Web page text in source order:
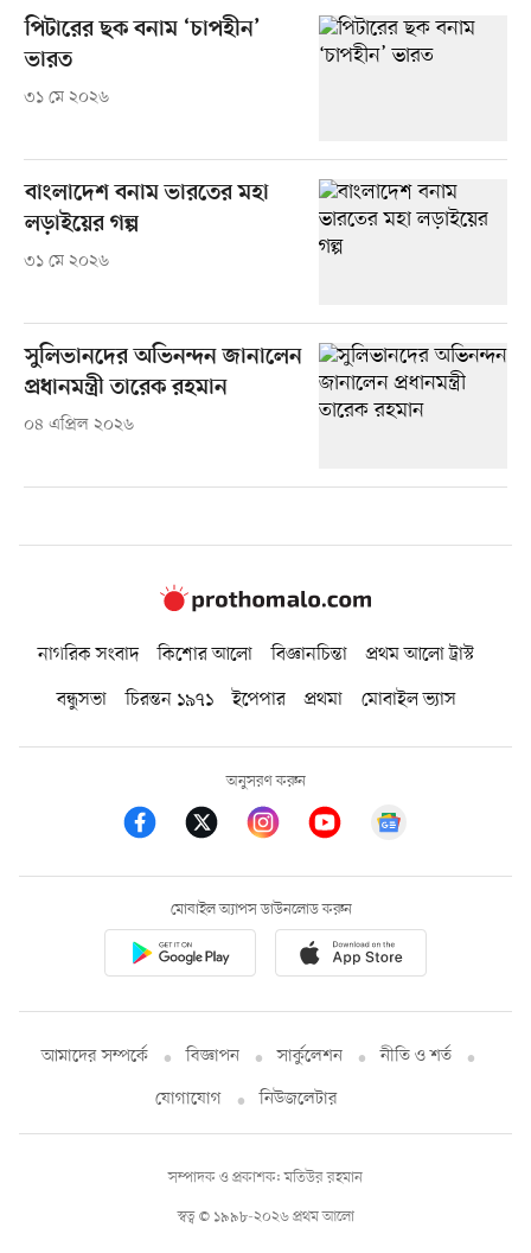
পিটারের ছক বনাম ‘চাপহীন’
ভারত
৩১ মে ২০২৬
বাংলাদেশ বনাম ভারতের মহা
লড়াইয়ের গল্প
৩১ মে ২০২৬
সুলিভানদের অভিনন্দন জানালেন
প্রধানমন্ত্রী তারেক রহমান
০৪ এপ্রিল ২০২৬
নাগরিক সংবাদ কিশোর আলো বিজ্ঞানচিন্তা
প্রথম আলো ট্রাস্ট
বন্ধুসভা
চিরন্তন ১৯৭১ ইপেপার প্রথমা মোবাইল ভ্যাস
অনুসরণ করুন
মোবাইল অ্যাপস ডাউনলোড করুন
আমাদের সম্পর্কে বিজ্ঞাপন সার্কুলেশন
নীতি ও শর্ত
যোগাযোগ
নিউজলেটার
স্বত্ব © ১৯৯৮-২০২৬ প্রথম আলো
সম্পাদক ও প্রকাশক: মতিউর রহমান